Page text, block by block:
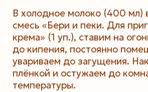
В холодное молоко (400 мл)
смесь «Бери и пеки. Для
крема» (1 уп.), ставим на
до кипения, постоянно
увариваем до загущения.
плёнкой и остужаем до
температуры.